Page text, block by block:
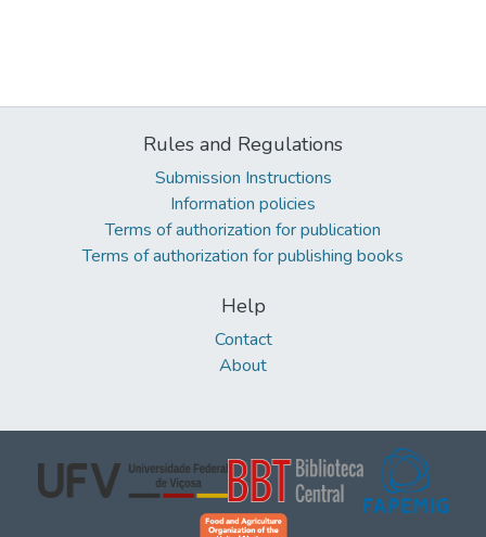
Rules and Regulations
Submission Instructions
Information policies
Terms of authorization for publication
Terms of authorization for publishing books
Help
Contact
About